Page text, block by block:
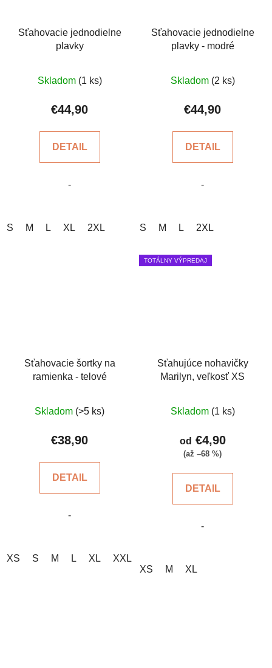
Sťahovacie jednodielne
plavky
hodnotenie
produktu
z
hviezdičiek.
Skladom (1 ks)
€44,90
DETAIL
-
S M L XL 2XL
Sťahovacie jednodielne
plavky - modré
hodnotenie
produktu
z
hviezdičiek.
Skladom (2 ks)
€44,90
DETAIL
-
S M L 2XL
Sťahovacie šortky na
ramienka - telové
hodnotenie
produktu
z
hviezdičiek.
Skladom (>5 ks)
€38,90
DETAIL
-
XS S M L XL XXL
TOTÁLNY VÝPREDAJ
Sťahujúce nohavičky
Marilyn, veľkosť XS
hodnotenie
produktu
je
z
Skladom (1 ks)
od €4,90
(až –68 %)
DETAIL
-
XS M XL